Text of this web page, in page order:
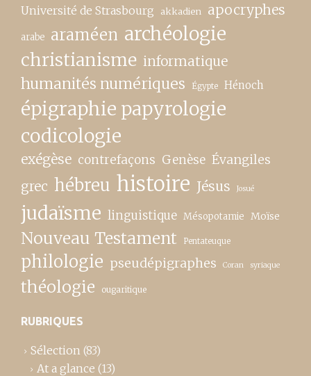
Université de Strasbourg akkadien apocryphes
arabe araméen archéologie
christianisme informatique
humanités numériques Égypte Hénoch
épigraphie papyrologie
codicologie
exégèse contrefaçons Genèse Évangiles
grec hébreu histoire Jésus Josué
judaïsme linguistique Mésopotamie Moïse
Nouveau Testament Pentateuque
philologie pseudépigraphes Coran syriaque
théologie ougaritique
RUBRIQUES
Sélection (83)
At a glance (13)